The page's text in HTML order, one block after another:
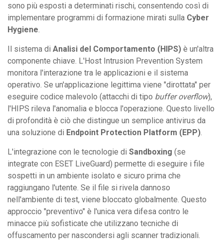
sono più esposti a determinati rischi, consentendo così di
implementare programmi di formazione mirati sulla Cyber
Hygiene.
Il sistema di Analisi del Comportamento (HIPS) è un'altra
componente chiave. L'Host Intrusion Prevention System
monitora l'interazione tra le applicazioni e il sistema
operativo. Se un'applicazione legittima viene "dirottata" per
eseguire codice malevolo (attacchi di tipo buffer overflow),
l'HIPS rileva l'anomalia e blocca l'operazione. Questo livello
di profondità è ciò che distingue un semplice antivirus da
una soluzione di Endpoint Protection Platform (EPP).
L'integrazione con le tecnologie di Sandboxing (se
integrate con ESET LiveGuard) permette di eseguire i file
sospetti in un ambiente isolato e sicuro prima che
raggiungano l'utente. Se il file si rivela dannoso
nell'ambiente di test, viene bloccato globalmente. Questo
approccio "preventivo" è l'unica vera difesa contro le
minacce più sofisticate che utilizzano tecniche di
offuscamento per nascondersi agli scanner tradizionali.